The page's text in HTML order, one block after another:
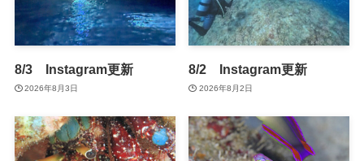
8/3 Instagram更新
2026年8月3日
8/2 Instagram更新
2026年8月2日